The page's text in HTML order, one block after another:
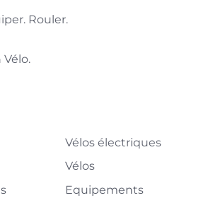
Rouler.
Vélos électriques
Vélos
Equipements